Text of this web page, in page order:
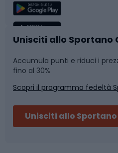
Sport di squadra
Caschi da ciclismo
Skitouring
Camminata nordica
Nuoto
Pattinaggio
Unisciti allo Sportano
Accumula punti e riduci i
fino al 30%
Scopri il programma fedeltà
Unisciti allo